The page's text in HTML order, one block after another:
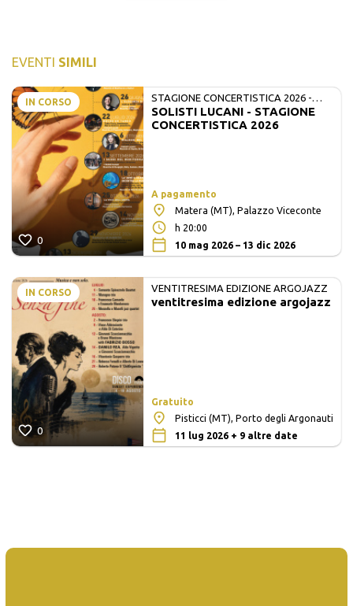
EVENTI SIMILI
IN CORSO
0
STAGIONE CONCERTISTICA 2026 -
MATE E SOLISTI LUCANI
SOLISTI LUCANI - STAGIONE
CONCERTISTICA 2026
A pagamento
Matera (MT), Palazzo Viceconte
h 20:00
10 mag 2026 – 13 dic 2026
IN CORSO
0
VENTITRESIMA EDIZIONE ARGOJAZZ
ventitresima edizione argojazz
Gratuito
Pisticci (MT), Porto degli Argonauti
11 lug 2026 + 9 altre date